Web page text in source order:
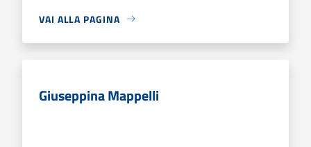
VAI ALLA PAGINA
Giuseppina Mappelli